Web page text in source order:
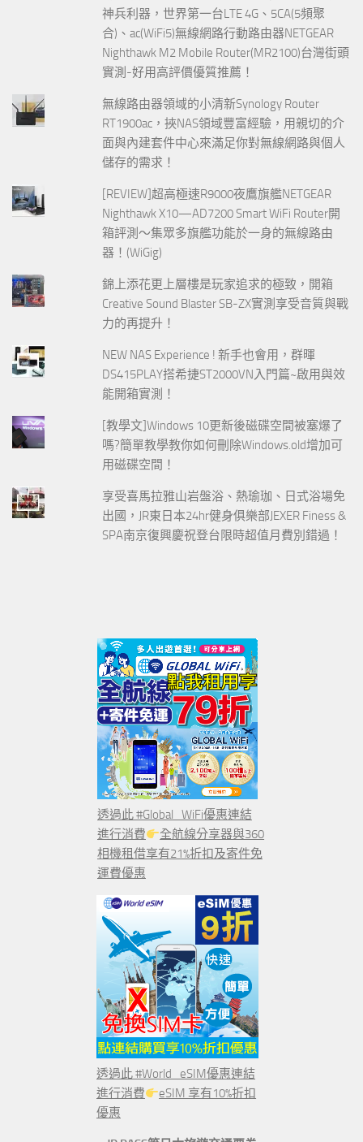
神兵利器，世界第一台LTE 4G、5CA(5頻聚
合)、ac(WiFi5)無線網路行動路由器NETGEAR
Nighthawk M2 Mobile Router(MR2100)台灣街頭
實測-好用高評價優質推薦！
無線路由器領域的小清新Synology Router
RT1900ac，挾NAS領域豐富經驗，用親切的介
面與內建套件中心來滿足你對無線網路與個人
儲存的需求！
[REVIEW]超高極速R9000夜鷹旗艦NETGEAR
Nighthawk X10—AD7200 Smart WiFi Router開
箱評測～集眾多旗艦功能於一身的無線路由
器！(WiGig)
錦上添花更上層樓是玩家追求的極致，開箱
Creative Sound Blaster SB-ZX實測享受音質與戰
力的再提升！
NEW NAS Experience ! 新手也會用，群暉
DS415PLAY搭希捷ST2000VN入門篇~啟用與效
能開箱實測！
[教學文]Windows 10更新後磁碟空間被塞爆了
嗎?簡單教學教你如何刪除Windows.old增加可
用磁碟空間！
享受喜馬拉雅山岩盤浴、熱瑜珈、日式浴場免
出國，JR東日本24hr健身俱樂部JEXER Finess &
SPA南京復興慶祝登台限時超值月費別錯過！
透過此 #Global_WiFi優惠連結
進行消費
全航線分享器與360
相機租借享有21%折扣及寄件免
運費優惠
透過此 #World_eSIM優惠連結
進行消費
eSIM 享有10%折扣
優惠